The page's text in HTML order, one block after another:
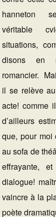
hanneton
véritable
situations,
disons en
romancier.
il se relève
acte! comme
d’ailleurs
que, pour moi
au sofa de
effrayante,
dialogue!
vaincre à la
poète